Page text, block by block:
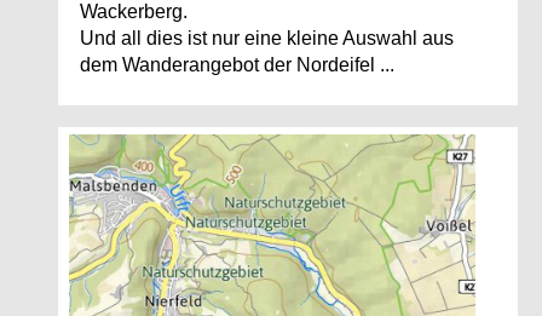
Wackerberg.
Und all dies ist nur eine kleine Auswahl aus
dem Wanderangebot der Nordeifel ...